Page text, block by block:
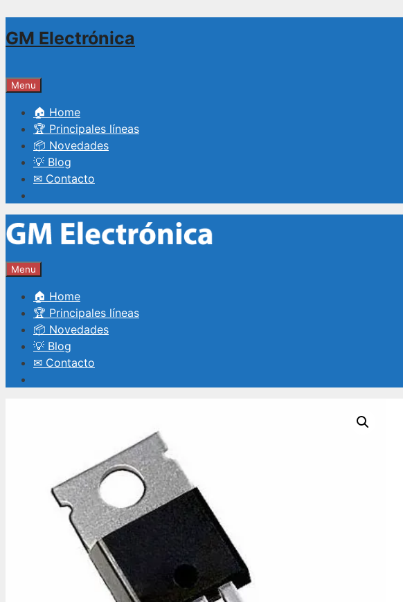
al
GM Electrónica
Menu
🏠 Home
🏆 Principales líneas
📦 Novedades
💡 Blog
✉ Contacto
Menu
🏠 Home
🏆 Principales líneas
📦 Novedades
💡 Blog
✉ Contacto